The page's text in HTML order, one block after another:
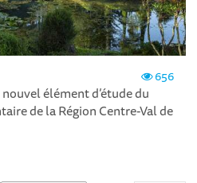
656
élément d’étude du
de la Région Centre-Val de